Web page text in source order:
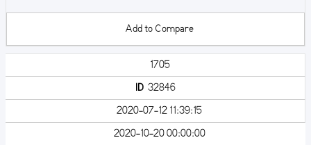
Add to Compare
1705
ID32846
2020-07-12 11:39:15
2020-10-20 00:00:00